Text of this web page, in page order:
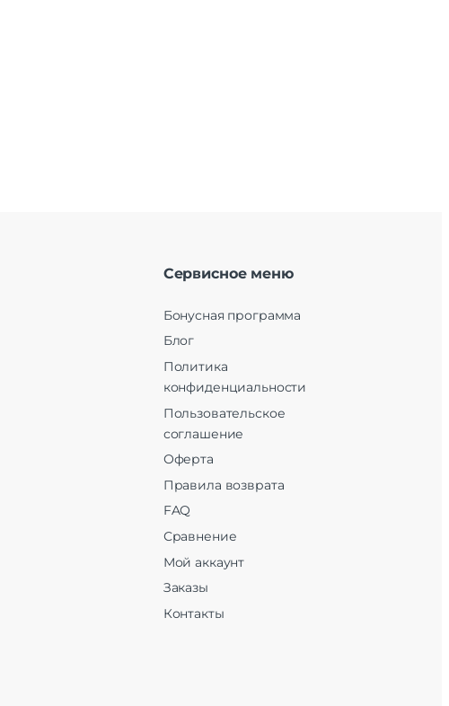
Сервисное меню
Бонусная программа
Блог
Политика
конфиденциальности
Пользовательское
соглашение
Оферта
Правила возврата
FAQ
Сравнение
Мой аккаунт
Заказы
Контакты